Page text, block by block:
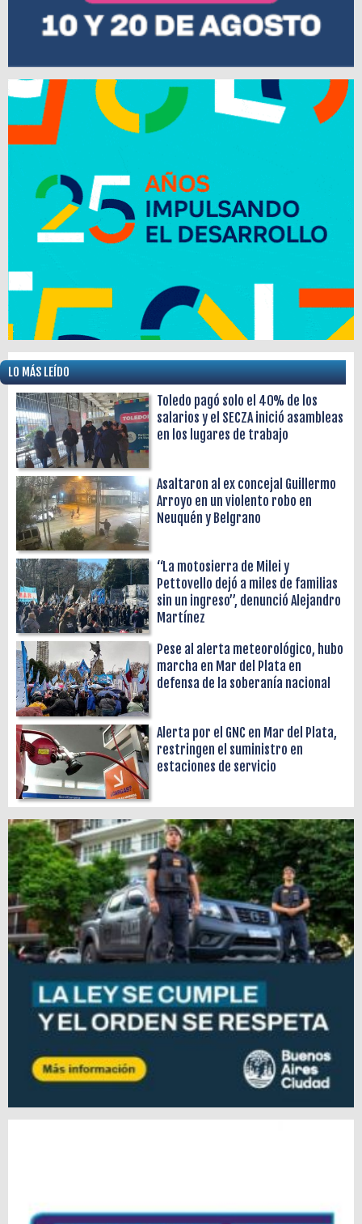
LO MÁS LEÍDO
Toledo pagó solo el 40% de los
salarios y el SECZA inició asambleas
en los lugares de trabajo
Asaltaron al ex concejal Guillermo
Arroyo en un violento robo en
Neuquén y Belgrano
“La motosierra de Milei y
Pettovello dejó a miles de familias
sin un ingreso”, denunció Alejandro
Martínez
Pese al alerta meteorológico, hubo
marcha en Mar del Plata en
defensa de la soberanía nacional
Alerta por el GNC en Mar del Plata,
restringen el suministro en
estaciones de servicio